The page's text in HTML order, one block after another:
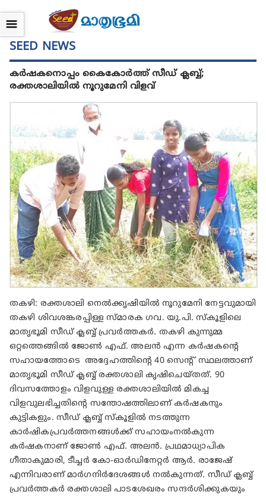
☰
SEED NEWS
കർഷകനൊപ്പം കൈകോർത്ത് സീഡ് ക്ലബ്ബ്;
രക്തശാലിയിൽ നൂറുമേനി വിളവ്
തകഴി: രക്തശാലി നെൽക്കൃഷിയിൽ നൂറുമേനി നേട്ടവുമായി
തകഴി ശിവശങ്കരപ്പിള്ള സ്മാരക ഗവ. യു.പി. സ്കൂളിലെ
മാതൃഭൂമി സീഡ് ക്ലബ്ബ് പ്രവർത്തകർ. തകഴി കുന്നുമ്മ
ഒറ്റത്തെങ്ങിൽ ജോൺ എഫ്. അലൻ എന്ന കർഷകന്റെ
സഹായത്തോടെ അദ്ദേഹത്തിന്റെ 40 സെന്റ് സ്ഥലത്താണ്
മാതൃഭൂമി സീഡ് ക്ലബ്ബ് രക്തശാലി കൃഷിചെയ്തത്. 90
ദിവസത്തോളം വിളവുള്ള രക്തശാലിയിൽ മികച്ച
വിളവുലഭിച്ചതിന്റെ സന്തോഷത്തിലാണ് കർഷകനും
കുട്ടികളും. സീഡ് ക്ലബ്ബ് സ്കൂളിൽ നടത്തുന്ന
കാർഷികപ്രവർത്തനങ്ങൾക്ക് സഹായംനൽകുന്ന
കർഷകനാണ് ജോൺ എഫ്. അലൻ. പ്രഥമാധ്യാപിക
ഗീതാകുമാരി, ടീച്ചർ കോ-ഓർഡിനേറ്റർ ആർ. രാജേഷ്
എന്നിവരാണ് മാർഗനിർദേശങ്ങൾ നൽകുന്നത്. സീഡ് ക്ലബ്ബ്
പ്രവർത്തകർ രക്തശാലി പാടശേഖരം സന്ദർശിക്കുകയും